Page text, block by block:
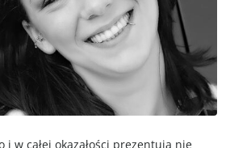
i w całej okazałości prezentują nie